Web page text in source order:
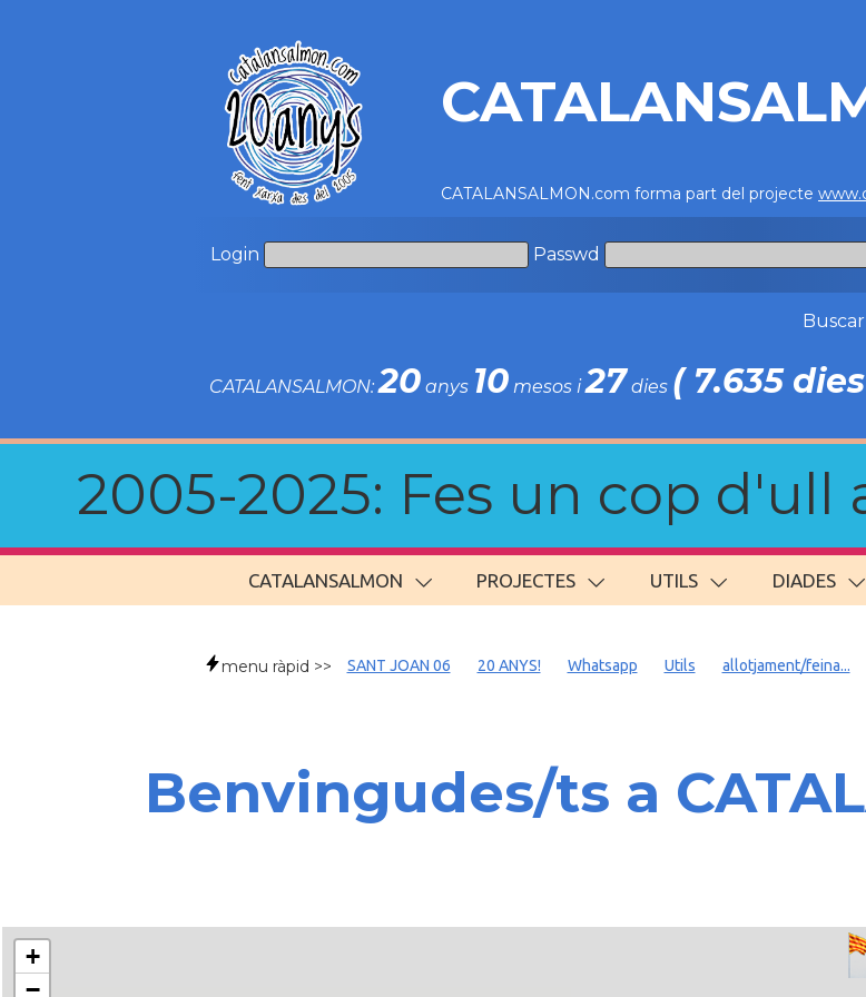
CATALANSALMON.com forma part del projecte
Login Passwd
CATALANSALMON:20 anys 10 mesos i27 dies ( 7.635
2005-2025: Fes un cop d'ull
CATALANSALMON PROJECTES UTILS DIADES
menu ràpid >> SANT JOAN 06 20 ANYS! Whatsapp Utils allotjament/feina...
Benvingudes/ts a
+
−